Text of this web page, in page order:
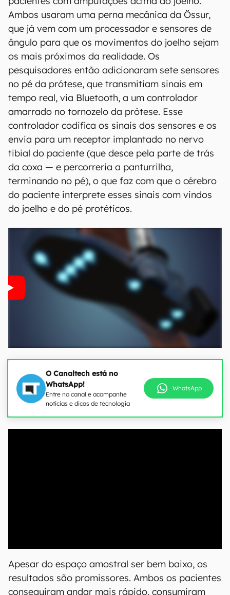
Ambos usaram uma perna mecânica da Össur,
que já vem com um processador e sensores de
ângulo para que os movimentos do joelho sejam
os mais próximos da realidade. Os
pesquisadores então adicionaram sete sensores
no pé da prótese, que transmitiam sinais em
tempo real, via Bluetooth, a um controlador
amarrado no tornozelo da prótese. Esse
controlador codifica os sinais dos sensores e os
envia para um receptor implantado no nervo
tibial do paciente (que desce pela parte de trás
da coxa — e percorreria a panturrilha,
terminando no pé), o que faz com que o cérebro
do paciente interprete esses sinais com vindos
do joelho e do pé protéticos.
O Canaltech está no
WhatsApp!
Entre no canal e acompanhe
notícias e dicas de tecnologia
WhatsApp
Apesar do espaço amostral ser bem baixo, os
resultados são promissores. Ambos os pacientes
conseguiram andar mais rápido, consumiram